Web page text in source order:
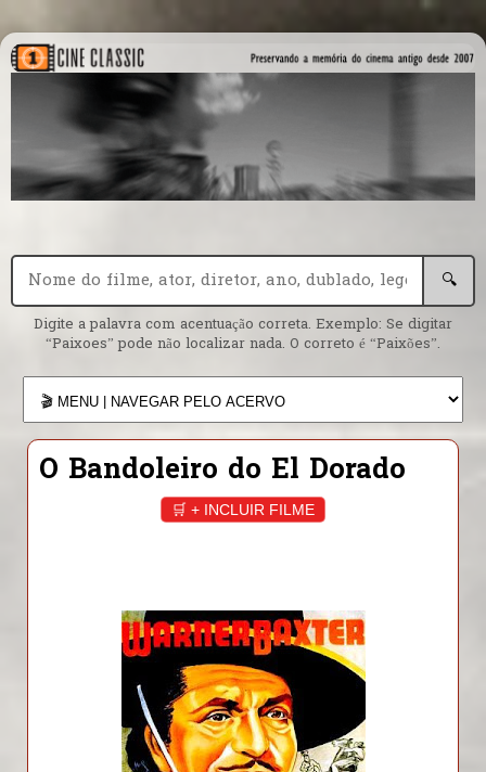
🔍
Digite a palavra com acentuação correta. Exemplo: Se digitar
“Paixoes” pode não localizar nada. O correto é “Paixões”.
O Bandoleiro do El Dorado
🛒 + INCLUIR FILME